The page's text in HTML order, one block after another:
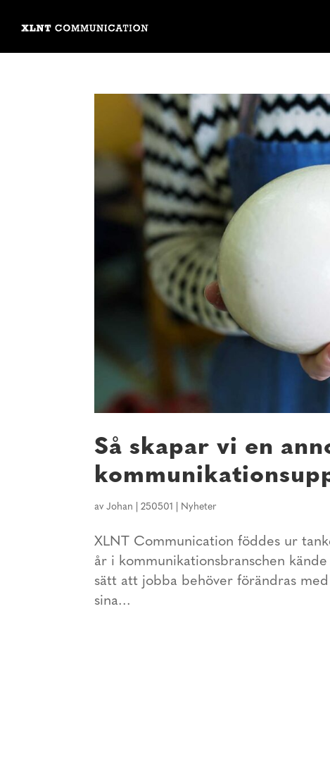
Så skapar vi en
avJohan |250501 Nyheter
XLNT Communication föddes ur
år i kommunikationsbranschen
sätt att jobba behöver förändras
sina...